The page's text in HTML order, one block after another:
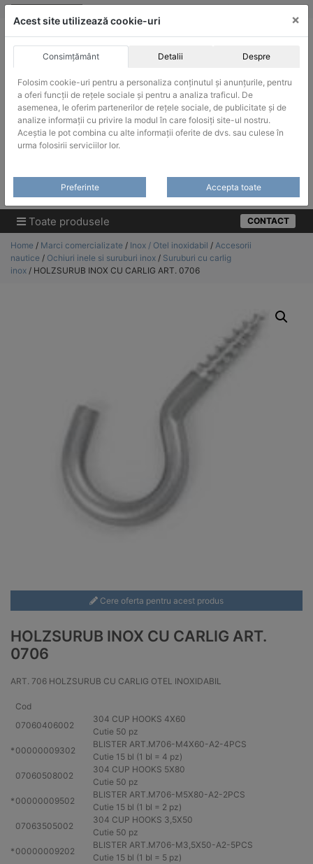
Skip
ACHIZITII PUBLICE
Produsele pot fi achizitionate si in sistemul SEAP / SICAP
Products
Toate produsele CONTACT
Home / Marci comercializate / Inox / Otel inoxidabil / Accesorii
nautice / Ochiuri inele si suruburi inox / Suruburi cu carlig
inox / HOLZSURUB INOX CU CARLIG ART. 0706
Cere oferta pentru acest produs
HOLZSURUB INOX CU CARLIG ART.
0706
ART. 706 HOLZSURUB CU CARLIG OTEL INOXIDABIL
Cod
07060406002
304 CUP HOOKS 4X60
Cutie 50 pz
* 00000009302
BLISTER ART.M706-M4X60-A2-4PCS
Cutie 15 bl (1 bl = 4 pz)
07060508002
304 CUP HOOKS 5X80
Cutie 50 pz
* 00000009502
BLISTER ART.M706-M5X80-A2-2PCS
Cutie 15 bl (1 bl = 2 pz)
07063505002
304 CUP HOOKS 3,5X50
Cutie 50 pz
* 00000009202
BLISTER ART.M706-M3,5X50-A2-5PCS
Cutie 15 bl (1 bl = 5 pz)
Acest site utilizează cookie-uri ×
Consimțământ Detalii Despre
Folosim cookie-uri pentru a personaliza conținutul și anunțurile, pentru
a oferi funcții de rețele sociale și pentru a analiza traficul. De
asemenea, le oferim partenerilor de rețele sociale, de publicitate și de
analize informații cu privire la modul în care folosiți site-ul nostru.
Aceștia le pot combina cu alte informații oferite de dvs. sau culese în
urma folosirii serviciilor lor.
Preferinte Accepta toate